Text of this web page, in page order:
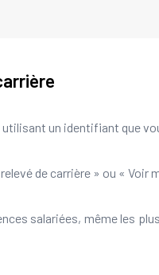
un identifiant que
de carrière » ou « Voir
salariées, même les